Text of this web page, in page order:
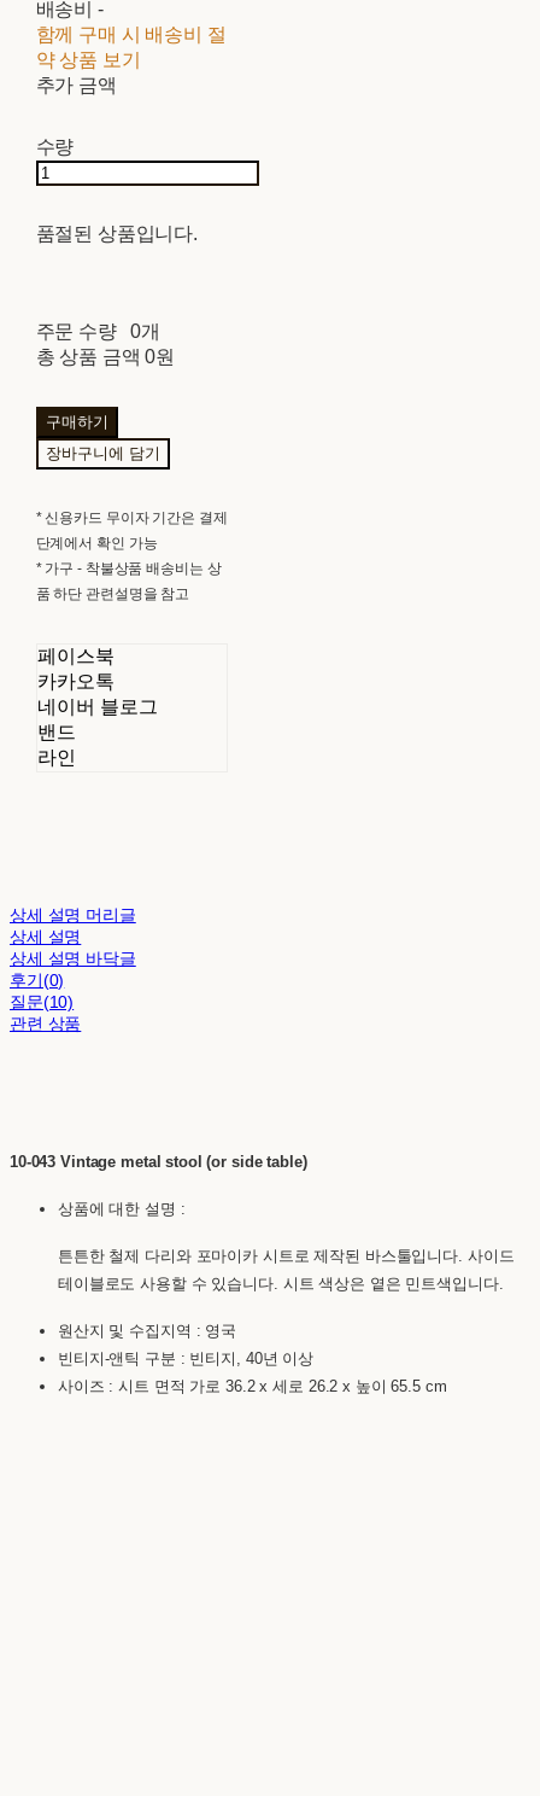
배송비 -
함께 구매 시 배송비 절
약 상품 보기
추가 금액
수량
품절된 상품입니다.
주문 수량
0개
총 상품 금액 0원
구매하기
장바구니에 담기
* 신용카드 무이자 기간은 결제
단계에서 확인 가능
* 가구 - 착불상품 배송비는 상
품 하단 관련설명을 참고
페이스북
카카오톡
네이버 블로그
밴드
라인
상세 설명 머리글
상세 설명
상세 설명 바닥글
후기(0)
질문(10)
관련 상품
10-043 Vintage metal stool (or side table)
상품에 대한 설명 :
튼튼한 철제 다리와 포마이카 시트로 제작된 바스툴입니다. 사이드
테이블로도 사용할 수 있습니다. 시트 색상은 옅은 민트색입니다.
원산지 및 수집지역 : 영국
빈티지-앤틱 구분 : 빈티지, 40년 이상
사이즈 :시트 면적 가로 36.2 x 세로 26.2 x 높이 65.5 cm